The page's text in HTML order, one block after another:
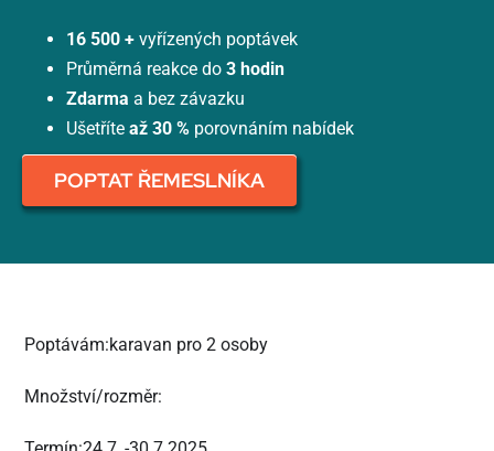
16 500 + vyřízených poptávek
Průměrná reakce do 3 hodin
Zdarma a bez závazku
Ušetříte až 30 %porovnáním nabídek
POPTAT ŘEMESLNÍKA
Poptávám:karavan pro 2 osoby
Množství/rozměr: